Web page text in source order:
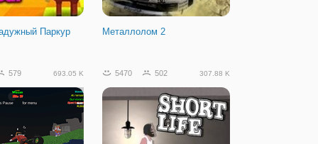
Паркур Металлолом 2
579 693.05 K 5470 502 307.88 K